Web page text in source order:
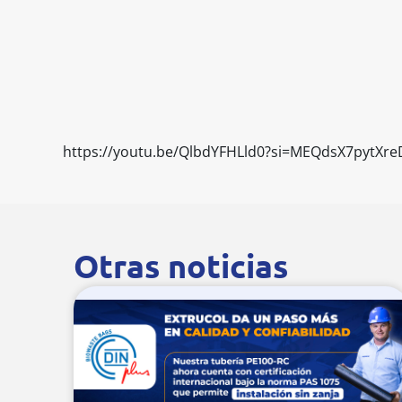
https://youtu.be/
Otras noticias